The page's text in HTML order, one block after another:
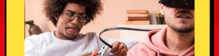
Donald Trump vitsit
Eläinvitsit